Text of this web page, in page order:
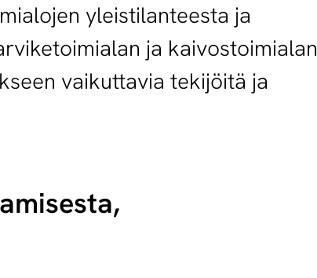
yleistilanteesta ja
ja kaivostoimialan
vaikuttavia tekijöitä ja